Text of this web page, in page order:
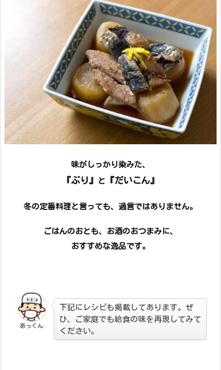
味がしっかり染みた、
『ぶり』 と 『だいこん』
冬の定番料理と言っても、 過言ではありません。
ごはんのおとも、お酒のおつまみに、
おすすめな逸品です。
あっくん
下記にレシピも掲載してあります。ぜ
ひ、ご家庭でも給食の味を再現してみて
ください。